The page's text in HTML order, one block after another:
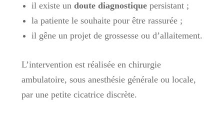
il existe un doute diagnostiquepersistant ;
la patiente le souhaite pour être rassurée ;
il gêne un projet de grossesse ou d’allaitement.
L’intervention est réalisée en chirurgie
ambulatoire, sous anesthésie générale ou locale,
par une petite cicatrice discrète.